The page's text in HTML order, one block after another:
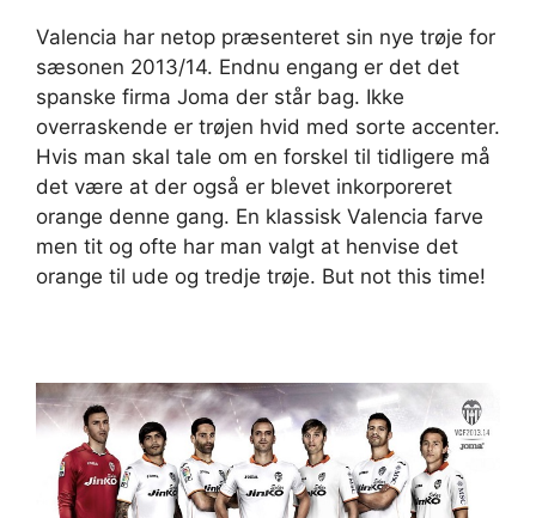
Valencia har netop præsenteret sin nye trøje for
sæsonen 2013/14. Endnu engang er det det
spanske firma Joma der står bag. Ikke
overraskende er trøjen hvid med sorte accenter.
Hvis man skal tale om en forskel til tidligere må
det være at der også er blevet inkorporeret
orange denne gang. En klassisk Valencia farve
men tit og ofte har man valgt at henvise det
orange til ude og tredje trøje. But not this time!